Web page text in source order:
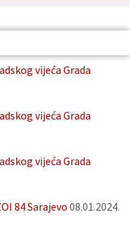
vijeća Grada
vijeća Grada
vijeća Grada
84 Sarajevo 08.01.2024.